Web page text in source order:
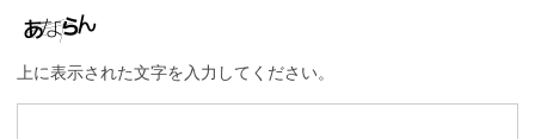
上に表示された文字を入力してください。